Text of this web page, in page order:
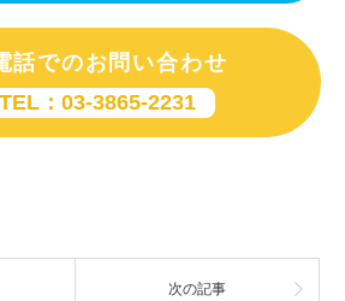
話でのお問い合わせ
TEL：03-3865-2231
次の記事